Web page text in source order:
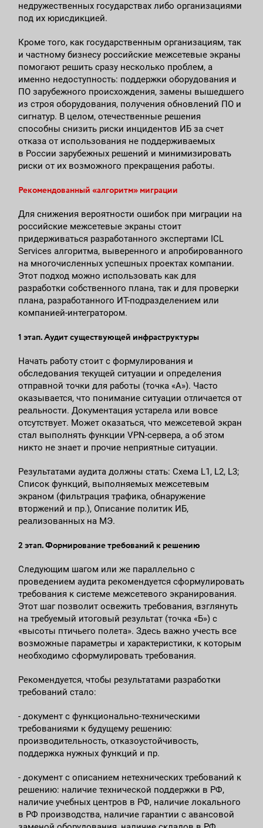
недружественных государствах либо организациями
под их юрисдикцией.
Кроме того, как государственным организациям, так
и частному бизнесу российские межсетевые экраны
помогают решить сразу несколько проблем, а
именно недоступность: поддержки оборудования и
ПО зарубежного происхождения, замены вышедшего
из строя оборудования, получения обновлений ПО и
сигнатур. В целом, отечественные решения
способны снизить риски инцидентов ИБ за счет
отказа от использования не поддерживаемых
в России зарубежных решений и минимизировать
риски от их возможного прекращения работы.
Рекомендованный «алгоритм» миграции
Для снижения вероятности ошибок при миграции на
российские межсетевые экраны стоит
придерживаться разработанного экспертами ICL
Services алгоритма, выверенного и апробированного
на многочисленных успешных проектах компании.
Этот подход можно использовать как для
разработки собственного плана, так и для проверки
плана, разработанного ИТ-подразделением или
компанией-интегратором.
1 этап. Аудит существующей инфраструктуры
Начать работу стоит с формулирования и
обследования текущей ситуации и определения
отправной точки для работы (точка «А»). Часто
оказывается, что понимание ситуации отличается от
реальности. Документация устарела или вовсе
отсутствует. Может оказаться, что межсетевой экран
стал выполнять функции VPN-сервера, а об этом
никто не знает и прочие неприятные ситуации.
Результатами аудита должны стать: Схема L1, L2, L3;
Список функций, выполняемых межсетевым
экраном (фильтрация трафика, обнаружение
вторжений и пр.), Описание политик ИБ,
реализованных на МЭ.
2 этап. Формирование требований к решению
Следующим шагом или же параллельно с
проведением аудита рекомендуется сформулировать
требования к системе межсетевого экранирования.
Этот шаг позволит освежить требования, взглянуть
на требуемый итоговый результат (точка «Б») с
«высоты птичьего полета». Здесь важно учесть все
возможные параметры и характеристики, к которым
необходимо сформулировать требования.
Рекомендуется, чтобы результатами разработки
требований стало:
- документ с функционально-техническими
требованиями к будущему решению:
производительность, отказоустойчивость,
поддержка нужных функций и пр.
- документ с описанием нетехнических требований к
решению: наличие технической поддержки в РФ,
наличие учебных центров в РФ, наличие локального
в РФ производства, наличие гарантии с авансовой